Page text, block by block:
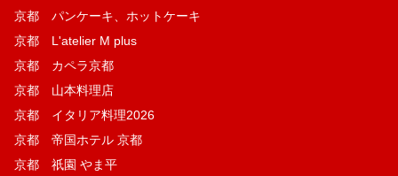
京都 パンケーキ、ホットケーキ
京都 L'atelier M plus
京都 カペラ京都
京都 山本料理店
京都 イタリア料理2026
京都 帝国ホテル 京都
京都 祇園 やま平